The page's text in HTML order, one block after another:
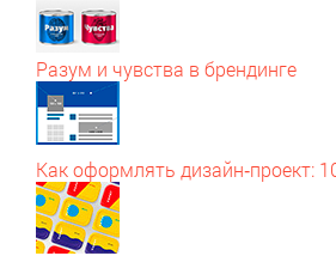
Разум и чувства в брендинге
Как оформлять дизайн‑проект: